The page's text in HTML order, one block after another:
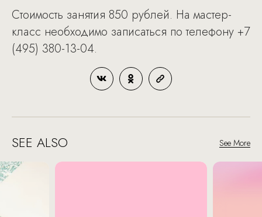
Стоимость занятия 850 рублей. На мастер-
класс необходимо записаться по телефону +7
(495) 380-13-04.
SEE ALSO See More